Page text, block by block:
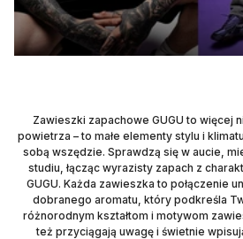
Zawieszki zapachowe GUGU to więcej
powietrza – to małe elementy stylu i
sobą wszędzie. Sprawdzą się w aucie,
studiu, łącząc wyrazisty zapach z
GUGU. Każda zawieszka to połączenie
dobranego aromatu, który podkreśla
różnorodnym kształtom i motywom
też przyciągają uwagę i świetnie